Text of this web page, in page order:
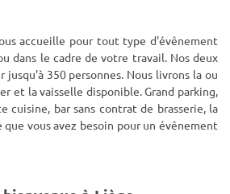
accueille pour tout type d'évênement
dans le cadre de votre travail. Nos deux
350 personnes. Nous livrons la ou
et la vaisselle disponible. Grand parking,
cuisine, bar sans contrat de brasserie, la
vous avez besoin pour un évênement